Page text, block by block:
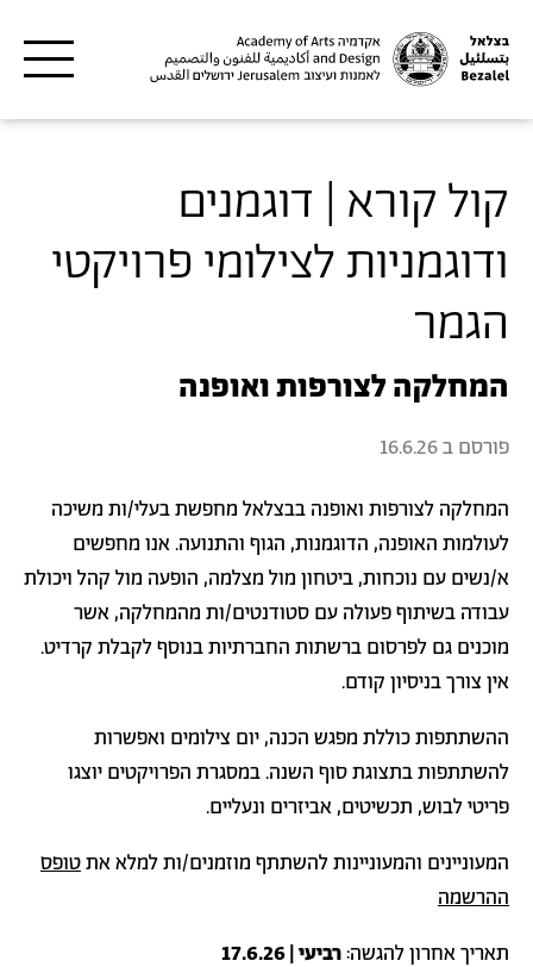
קול קורא | דוגמנים
ודוגמניות לצילומי פרויקטי
הגמר
המחלקה לצורפות ואופנה
פורסם ב16.6.26
המחלקה לצורפות ואופנה בבצלאל מחפשת בעלי/ות משיכה
לעולמות האופנה, הדוגמנות, הגוף והתנועה. אנו מחפשים
א/נשים עם נוכחות, ביטחון מול מצלמה, הופעה מול קהל ויכולת
עבודה בשיתוף פעולה עם סטודנטים/ות מהמחלקה, אשר
מוכנים גם לפרסום ברשתות החברתיות בנוסף לקבלת קרדיט.
אין צורך בניסיון קודם.
ההשתתפות כוללת מפגש הכנה, יום צילומים ואפשרות
להשתתפות בתצוגת סוף השנה. במסגרת הפרויקטים יוצגו
פריטי לבוש, תכשיטים, אביזרים ונעליים.
המעוניינים והמעוניינות להשתתף מוזמנים/ות למלא אתטופס
ההרשמה
תאריך אחרון להגשה:רביעי | 17.6.26